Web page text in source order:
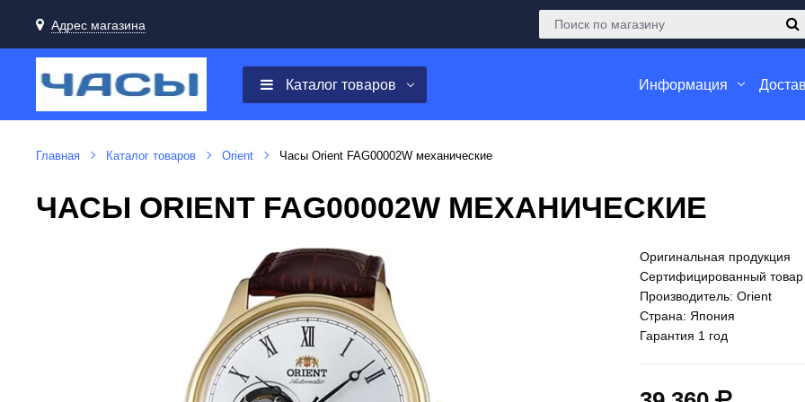
Адрес магазина
Каталог товаров Информация
Главная Каталог товаров Orient Часы Orient FAG00002W механические
ЧАСЫ ORIENT FAG00002W МЕХАНИЧЕСКИЕ
Оригинальная продукция
Сертифицированный
Производитель: Orient
Страна: Япония
Гарантия 1 год